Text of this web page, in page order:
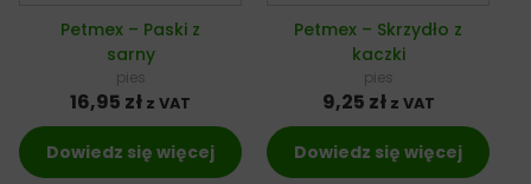
Petmex – Paski z
sarny
pies
16,95 zł z VAT
Dowiedz się więcej
Petmex – Skrzydło z
kaczki
pies
9,25 zł z VAT
Dowiedz się więcej